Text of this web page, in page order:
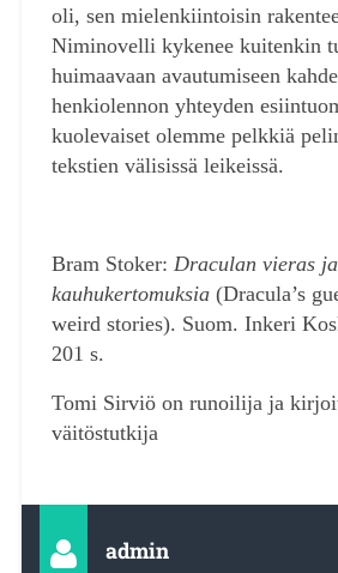
oli, sen mielenkiintoisin
Niminovelli kykenee kuitenkin
huimaavaan avautumiseen
henkiolennon yhteyden
kuolevaiset olemme pelkkiä
tekstien välisissä leikeissä.
Bram Stoker: Draculan vieras
kauhukertomuksia(Dracula’s
weird stories). Suom. Inkeri
201 s.
Tomi Sirviö on runoilija ja
väitöstutkija
admin